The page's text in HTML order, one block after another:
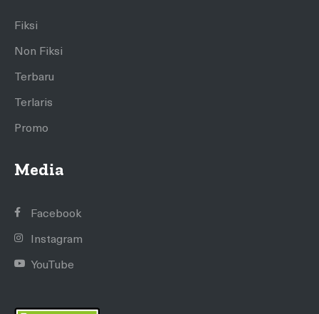
Fiksi
Non Fiksi
Terbaru
Terlaris
Promo
Media
Facebook
Instagram
YouTube